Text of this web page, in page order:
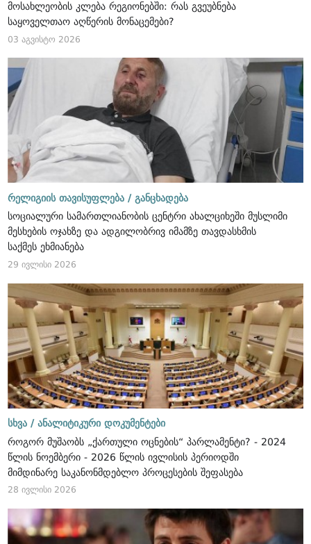
მოსახლეობის კლება რეგიონებში: რას გვეუბნება
საყოველთაო აღწერის მონაცემები?
03 აგვისტო 2026
რელიგიის თავისუფლება / განცხადება
სოციალური სამართლიანობის ცენტრი ახალციხეში მუსლიმი
მესხების ოჯახზე და ადგილობრივ იმამზე თავდასხმის
საქმეს ეხმიანება
29 ივლისი 2026
სხვა / ანალიტიკური დოკუმენტები
როგორ მუშაობს „ქართული ოცნების“ პარლამენტი? - 2024
წლის ნოემბერი - 2026 წლის ივლისის პერიოდში
მიმდინარე საკანონმდებლო პროცესების შეფასება
28 ივლისი 2026